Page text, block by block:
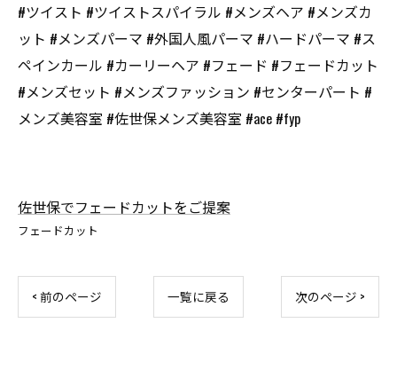
#ツイスト #ツイストスパイラル #メンズヘア #メンズカ
ット #メンズパーマ #外国人風パーマ #ハードパーマ #ス
ペインカール #カーリーヘア #フェード #フェードカット
#メンズセット #メンズファッション #センターパート #
メンズ美容室 #佐世保メンズ美容室 #ace #fyp
佐世保でフェードカットをご提案
フェードカット
< 前のページ 一覧に戻る 次のページ >